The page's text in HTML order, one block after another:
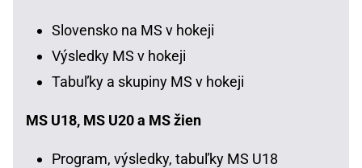
Slovensko na MS v hokeji
Výsledky MS v hokeji
Tabuľky a skupiny MS v hokeji
MS U18, MS U20 a MS žien
Program, výsledky, tabuľky MS U18